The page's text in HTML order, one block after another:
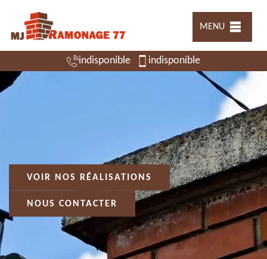
MENU
indisponible indisponible
VOIR NOS RÉALISATIONS
NOUS CONTACTER